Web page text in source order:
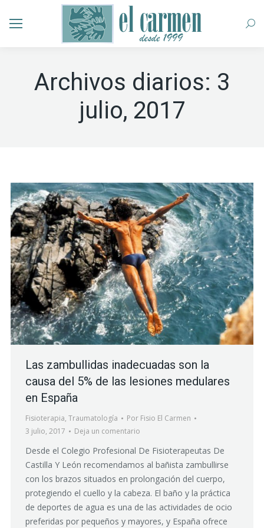
Archivos diarios: 3
julio, 2017
Las zambullidas inadecuadas son la
causa del 5% de las lesiones medulares
en España
Fisioterapia, Traumatología Por Fisio El Carmen
3 julio, 2017
Deja un comentario
Desde el Colegio Profesional De Fisioterapeutas De
Castilla Y León recomendamos al bañista zambullirse
con los brazos situados en prolongación del cuerpo,
protegiendo el cuello y la cabeza. El baño y la práctica
de deportes de agua es una de las actividades de ocio
preferidas por pequeños y mayores, y España ofrece